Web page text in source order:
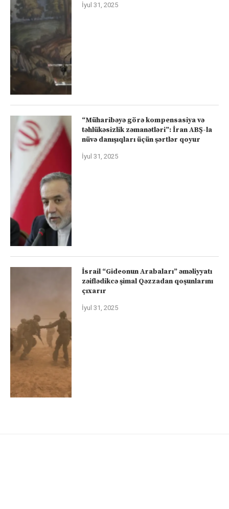
İyul 31, 2025
“Müharibəyə görə kompensasiya və
təhlükəsizlik zəmanətləri”: İran ABŞ-la
nüvə danışıqları üçün şərtlər qoyur
İyul 31, 2025
İsrail “Gideonun Arabaları” əməliyyatı
zəiflədikcə şimal Qəzzadan qoşunlarını
çıxarır
İyul 31, 2025